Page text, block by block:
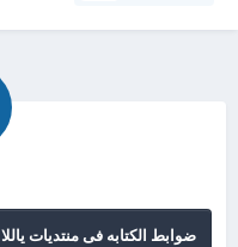
ضوابط الكتابه فى منتديات